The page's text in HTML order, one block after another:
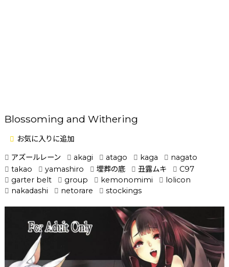
Blossoming and Withering
お気に入りに追加
アズールレーン
akagi atago kaga
nagato
takao
yamashiro 埋葬の底 丑露ムキ
C97
garter belt
group kemonomimi
lolicon
nakadashi
netorare stockings